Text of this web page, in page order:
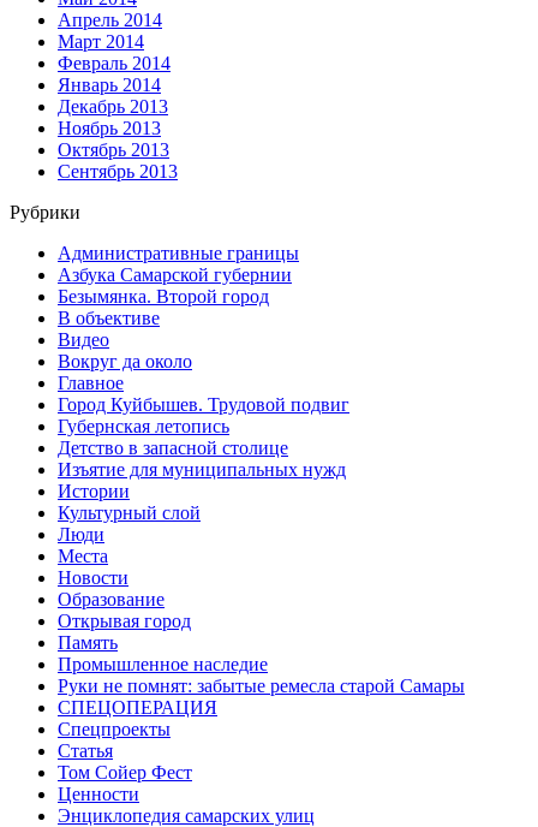
Апрель 2014
Март 2014
Февраль 2014
Январь 2014
Декабрь 2013
Ноябрь 2013
Октябрь 2013
Сентябрь 2013
Рубрики
Административные границы
Азбука Самарской губернии
Безымянка. Второй город
В объективе
Видео
Вокруг да около
Главное
Город Куйбышев. Трудовой подвиг
Губернская летопись
Детство в запасной столице
Изъятие для муниципальных нужд
Истории
Культурный слой
Люди
Места
Новости
Образование
Открывая город
Память
Промышленное наследие
Руки не помнят: забытые ремесла старой Самары
СПЕЦОПЕРАЦИЯ
Спецпроекты
Статья
Том Сойер Фест
Ценности
Энциклопедия самарских улиц